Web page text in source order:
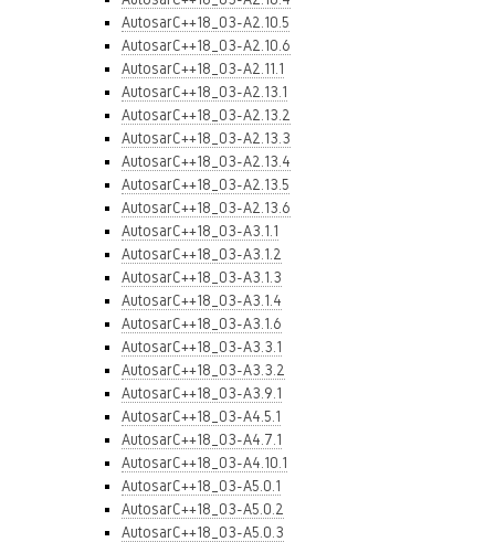
AutosarC++18_03-A2.10.5
AutosarC++18_03-A2.10.6
AutosarC++18_03-A2.11.1
AutosarC++18_03-A2.13.1
AutosarC++18_03-A2.13.2
AutosarC++18_03-A2.13.3
AutosarC++18_03-A2.13.4
AutosarC++18_03-A2.13.5
AutosarC++18_03-A2.13.6
AutosarC++18_03-A3.1.1
AutosarC++18_03-A3.1.2
AutosarC++18_03-A3.1.3
AutosarC++18_03-A3.1.4
AutosarC++18_03-A3.1.6
AutosarC++18_03-A3.3.1
AutosarC++18_03-A3.3.2
AutosarC++18_03-A3.9.1
AutosarC++18_03-A4.5.1
AutosarC++18_03-A4.7.1
AutosarC++18_03-A4.10.1
AutosarC++18_03-A5.0.1
AutosarC++18_03-A5.0.2
AutosarC++18_03-A5.0.3